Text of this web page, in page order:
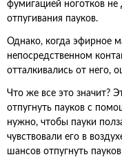
фумигацией ноготков
отпугивания пауков.
Однако, когда эфирное
непосредственном
отталкивались от него,
Что же все это значит?
отпугнуть пауков с
нужно, чтобы пауки
чувствовали его в
шансов отпугнуть